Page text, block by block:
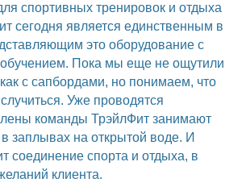
спортивных тренировок и отдыха
сегодня является единственным в
это оборудование с
Пока мы еще не ощутили
с сапбордами, но понимаем, что
Уже проводятся
команды ТрэйлФит занимают
заплывах на открытой воде. И
соединение спорта и отдыха, в
клиента.